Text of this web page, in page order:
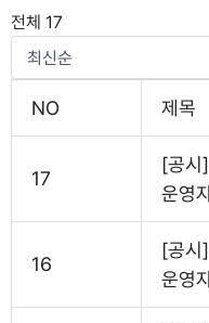
전체 17
NO 제목
17
[공
운영
16
[공
운영